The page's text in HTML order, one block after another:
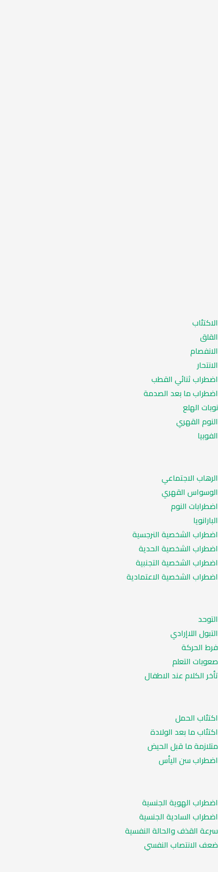
الاكتئاب
القلق
الانفصام
الانتحار
اضطراب ثنائي القطب
اضطراب ما بعد الصدمة
نوبات الهلع
النوم القهري
الفوبيا
الرهاب الاجتماعي
الوسواس القهري
اضطرابات النوم
البارانويا
اضطراب الشخصية النرجسية
اضطراب الشخصية الحدية
اضطراب الشخصية التجنبية
اضطراب الشخصية الاعتمادية
التوحد
التبول اللاإرادي
فرط الحركة
صعوبات التعلم
تأخر الكلام عند الاطفال
اكتئاب الحمل
اكتئاب ما بعد الولادة
متلازمة ما قبل الحيض
اضطراب سن اليأس
اضطراب الهوية الجنسية
اضطراب السادية الجنسية
سرعة القذف والحالة النفسية
ضعف الانتصاب النفسي